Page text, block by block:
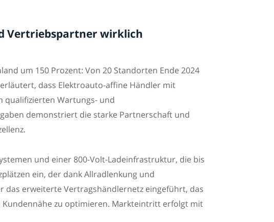
Vertriebspartner wirklich
um 150 Prozent: Von 20 Standorten Ende 2024
dass Elektroauto-affine Händler mit
qualifizierten Wartungs- und
demonstriert die starke Partnerschaft und
und einer 800-Volt-Ladeinfrastruktur, die bis
ein, der dank Allradlenkung und
das erweiterte Vertragshändlernetz eingeführt, das
zu optimieren. Markteintritt erfolgt mit